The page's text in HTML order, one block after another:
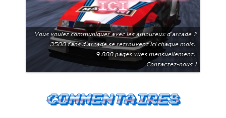
ici
Vous voulez communiquer avec les amoureux d'arcade ?
3500 fans d'arcade se retrouvent ici chaque mois.
9 000 pages vues mensuellement.
Contactez-nous !
Commentaires